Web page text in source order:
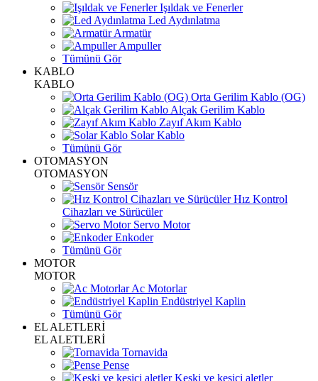
Işıldak ve Fenerler
Led Aydınlatma
Armatür
Ampuller
Tümünü Gör
KABLO
KABLO
Orta Gerilim Kablo (OG)
Alçak Gerilim Kablo
Zayıf Akım Kablo
Solar Kablo
Tümünü Gör
OTOMASYON
OTOMASYON
Sensör
Hız Kontrol
Cihazları ve Sürücüler
Servo Motor
Enkoder
Tümünü Gör
MOTOR
MOTOR
Ac Motorlar
Endüstriyel Kaplin
Tümünü Gör
EL ALETLERİ
EL ALETLERİ
Tornavida
Pense
Keski ve kesici aletler